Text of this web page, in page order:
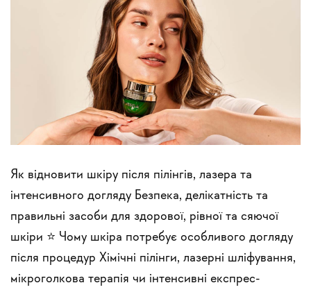
Як відновити шкіру після пілінгів, лазера та
інтенсивного догляду Безпека, делікатність та
правильні засоби для здорової, рівної та сяючої
шкіри ⭐ Чому шкіра потребує особливого догляду
після процедур Хімічні пілінги, лазерні шліфування,
мікроголкова терапія чи інтенсивні експрес-